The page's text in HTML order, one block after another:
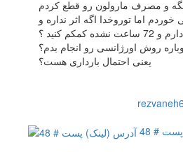
اضافی خوردم اما توروخدا اگه اثر نداره و
امکان بارداری هست تا وقت دارم و 72 ساعت نشده کمکم کنید ؟
روش اورژانسی رو انجام بدم؟
یعنی احتمال بارداری هست؟
پست # 48